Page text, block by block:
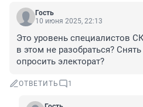
Гость
10 июня 2025, 22:13
Это уровень специалистов
в этом не разобраться?
опросить электорат?
ОТВЕТИТЬ 1